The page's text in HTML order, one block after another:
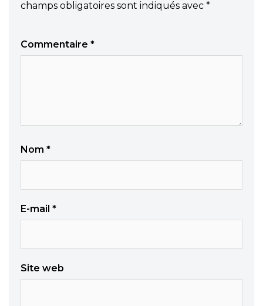
champs obligatoires sont indiqués avec *
Commentaire *
Nom *
E-mail *
Site web